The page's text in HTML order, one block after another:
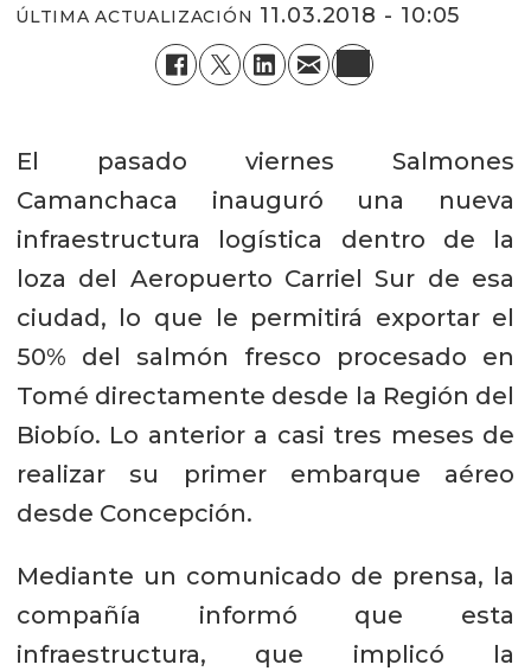
ÚLTIMA ACTUALIZACIÓN 11.03.2018 - 10:05
El pasado viernes Salmones
Camanchaca inauguró una nueva
infraestructura logística dentro de la
loza del Aeropuerto Carriel Sur de esa
ciudad, lo que le permitirá exportar el
50% del salmón fresco procesado en
Tomé directamente desde la Región del
Biobío. Lo anterior a casi tres meses de
realizar su primer embarque aéreo
desde Concepción.
Mediante un comunicado de prensa, la
compañía informó que esta
infraestructura, que implicó la